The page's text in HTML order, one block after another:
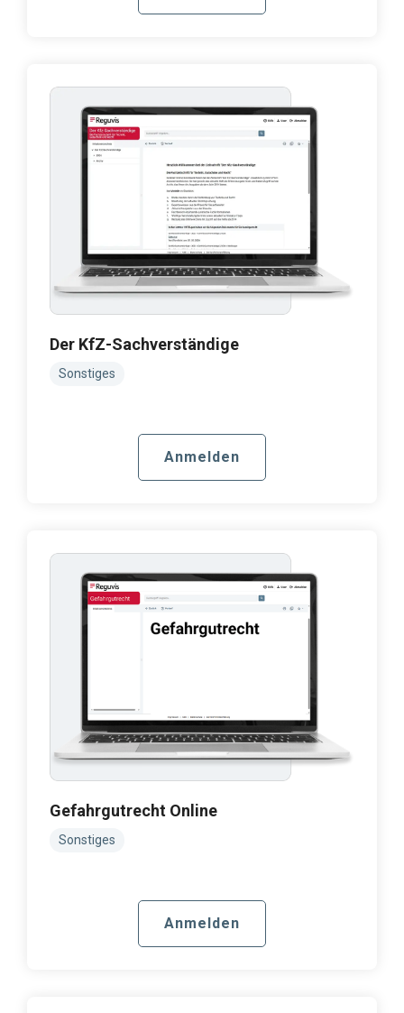
Der KfZ-Sachverständige
Sonstiges
Anmelden
Gefahrgutrecht Online
Sonstiges
Anmelden